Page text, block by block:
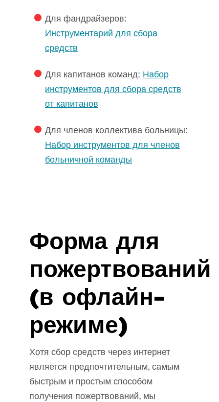
Для фандрайзеров:
Инструментарий для сбора
средств
Для капитанов команд: Набор
инструментов для сбора средств
от капитанов
Для членов коллектива больницы:
Набор инструментов для членов
больничной команды
Форма для
пожертвований
(в офлайн-
режиме)
Хотя сбор средств через интернет
является предпочтительным, самым
быстрым и простым способом
получения пожертвований, мы